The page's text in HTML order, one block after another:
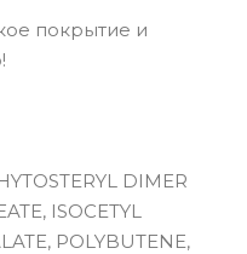
покрытие и
DIMER
ISOCETYL
POLYBUTENE,